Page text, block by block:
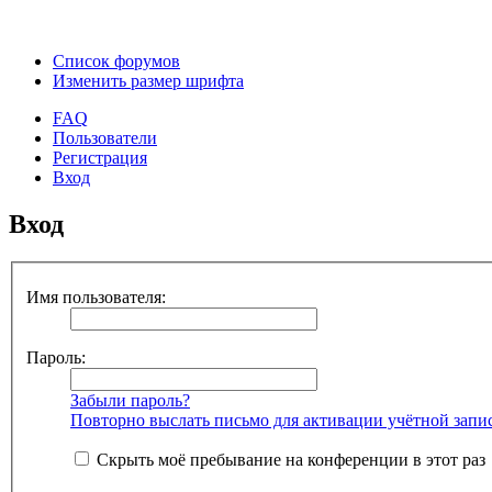
Список форумов
Изменить размер шрифта
FAQ
Пользователи
Регистрация
Вход
Вход
Имя пользователя:
Пароль:
Забыли пароль?
Повторно выслать письмо для активации учётной
Скрыть моё пребывание на конференции в этот раз